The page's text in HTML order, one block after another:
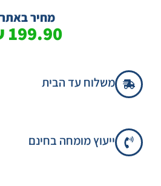
מחיר
199.90
משלוח עד הבית
ייעוץ מומחה בחינם